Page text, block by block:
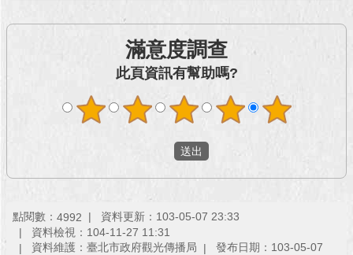
滿意度調查
此頁資訊有幫助嗎?
點閱數： 4992
資料更新：103-05-07 23:33
資料檢視：104-11-27 11:31
資料維護：臺北市政府觀光傳播局
發布日期：103-05-07